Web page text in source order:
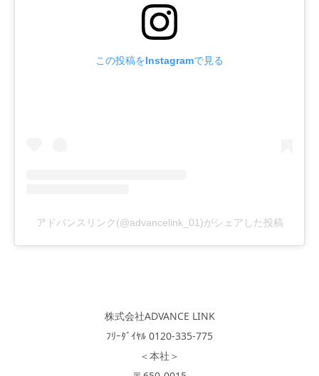
この投稿をInstagramで見る
アドバンスリンク(@advancelink_01)がシェアした投稿
株式会社ADVANCE LINK
ﾌﾘｰﾀﾞｲﾔﾙ 0120-335-775
＜本社＞